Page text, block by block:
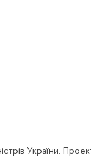
України.